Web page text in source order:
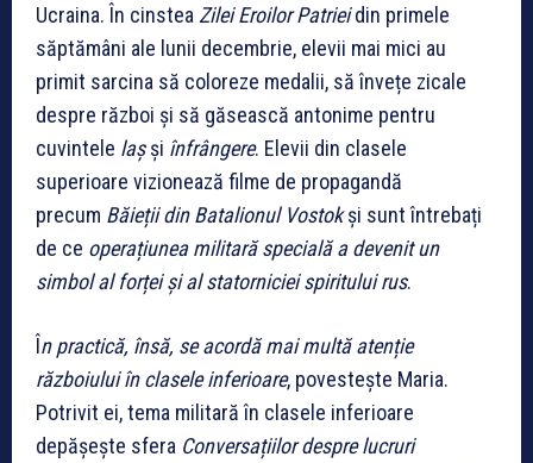
Ucraina. În cinstea Zilei Eroilor Patrieidin primele
săptămâni ale lunii decembrie, elevii mai mici au
primit sarcina să coloreze medalii, să învețe zicale
despre război și să găsească antonime pentru
cuvintele lașși înfrângere. Elevii din clasele
superioare vizionează filme de propagandă
precum Băieții din Batalionul Vostokși sunt întrebați
de ce operațiunea militară specială a devenit un
simbol al forței și al statorniciei spiritului rus.
În practică, însă, se acordă mai multă atenție
războiului în clasele inferioare, povestește Maria.
Potrivit ei, tema militară în clasele inferioare
depășește sfera Conversațiilor despre lucruri